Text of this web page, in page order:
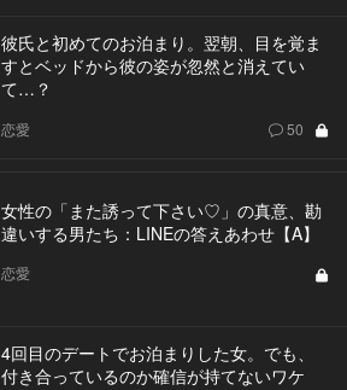
彼氏と初めてのお泊まり。翌朝、目を覚ま
すとベッドから彼の姿が忽然と消えてい
て…？
恋愛 50
女性の「また誘って下さい♡」の真意、勘
違いする男たち：LINEの答えあわせ【A】
恋愛
4回目のデートでお泊まりした女。でも、
付き合っているのか確信が持てないワケ